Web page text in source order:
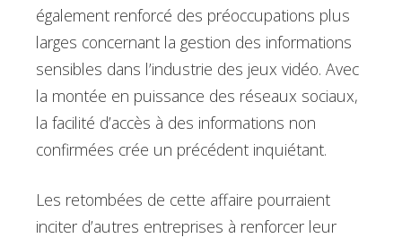
également renforcé des préoccupations plus
larges concernant la gestion des informations
sensibles dans l’industrie des jeux vidéo. Avec
la montée en puissance des réseaux sociaux,
la facilité d’accès à des informations non
confirmées crée un précédent inquiétant.
Les retombées de cette affaire pourraient
inciter d’autres entreprises à renforcer leur